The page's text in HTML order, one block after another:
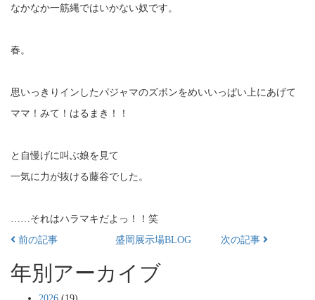
なかなか一筋縄ではいかない奴です。
春。
思いっきりインしたパジャマのズボンをめいいっぱい上にあげて
ママ！みて！はるまき！！
と自慢げに叫ぶ娘を見て
一気に力が抜ける藤谷でした。
……それはハラマキだよっ！！笑
前の記事
盛岡展示場BLOG 次の記事
年別アーカイブ